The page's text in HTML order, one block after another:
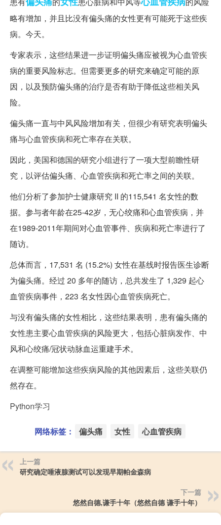
略有增加，并且比没有偏头痛的女性更有可能死于这些疾
病。今天。
专家表示，这些结果进一步证明偏头痛应被视为心血管疾
病的重要风险标志。但需要更多的研究来确定可能的原
因，以及预防偏头痛的治疗是否有助于降低这些相关风
险。
偏头痛一直与中风风险增加有关，但很少有研究表明偏头
痛与心血管疾病和死亡率存在关联。
因此，美国和德国的研究小组进行了一项大型前瞻性研
究，以评估偏头痛、心血管疾病和死亡率之间的关联。
他们分析了参加护士健康研究 II 的115,541 名女性的数
据。参与者年龄在25-42岁，无心绞痛和心血管疾病，并
在1989-2011年期间对心血管事件、疾病和死亡率进行了
随访。
总体而言，17,531 名 (15.2%) 女性在基线时报告医生诊断
为偏头痛。经过 20 多年的随访，总共发生了 1,329 起心
血管疾病事件，223 名女性因心血管疾病死亡。
与没有偏头痛的女性相比，这些结果表明，患有偏头痛的
女性患主要心血管疾病的风险更大，包括心脏病发作、中
风和心绞痛/冠状动脉血运重建手术。
在调整可能增加这些疾病风险的其他因素后，这些关联仍
然存在。
Python学习
网络标签： 偏头痛 女性 心血管疾病
上一篇
研究确定唾液腺测试可以发现早期帕金森病
下一篇
悠然自德,谦手十年（悠然自德 谦手十年）